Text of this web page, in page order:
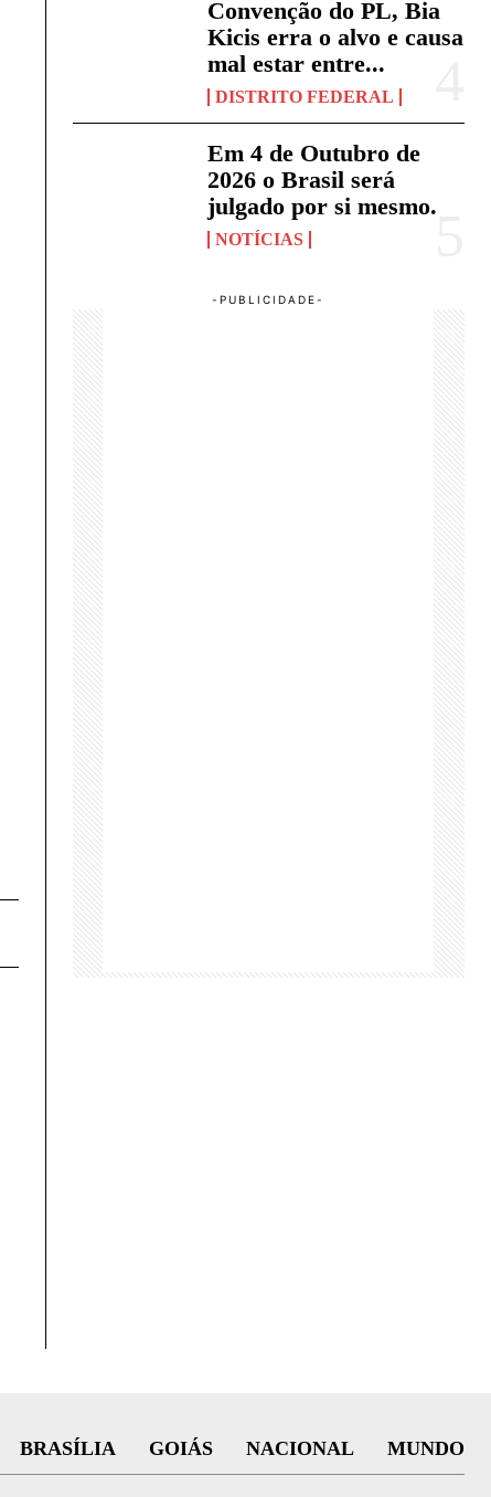
Convenção do PL, Bia
Kicis erra o alvo e causa
mal estar entre...
DISTRITO FEDERAL
Em 4 de Outubro de
2026 o Brasil será
julgado por si mesmo.
NOTÍCIAS
BRASÍLIA GOIÁS NACIONAL MUNDO